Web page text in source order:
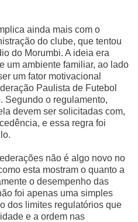
ainda mais com o
do clube, que tentou
do Morumbi. A ideia era
um ambiente familiar, ao lado
um fator motivacional
Paulista de Futebol
Segundo o regulamento,
devem ser solicitadas com,
e essa regra foi
não é algo novo no
esta mostram o quanto a
o desempenho das
foi apenas uma simples
dos limites regulatórios que
e a ordem nas